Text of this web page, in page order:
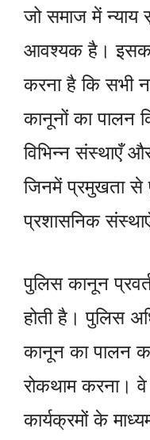
जो समाज में न्याय
आवश्यक है। इसका
करना है कि सभी
कानूनों का पालन
विभिन्न संस्थाएँ
जिनमें प्रमुखता
प्रशासनिक
पुलिस कानून
होती है। पुलिस
कानून का पालन
रोकथाम करना। वे
कार्यक्रमों के